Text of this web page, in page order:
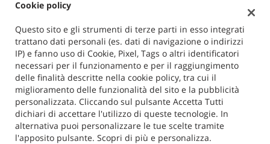
Dati fiscali:
Autoborzoli Di Cavallaro Antonino
Via Borzoli, 68/a, Genova (GE)
C.F/P.IVA:01153970106
Registro delle imprese:GE
Cookie policy
Questo sito e gli strumenti di terze parti in esso integrati
trattano dati personali (es. dati di navigazione o indirizzi
IP) e fanno uso di Cookie, Pixel, Tags o altri identificatori
necessari per il funzionamento e per il raggiungimento
delle finalità descritte nella cookie policy, tra cui il
miglioramento delle funzionalità del sito e la pubblicità
personalizzata. Cliccando sul pulsante Accetta Tutti
dichiari di accettare l'utilizzo di queste tecnologie. In
alternativa puoi personalizzare le tue scelte tramite
l'apposito pulsante. Scopri di più e personalizza.